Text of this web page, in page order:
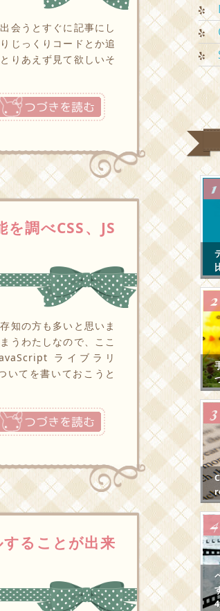
会うとすぐに記事にし
じっくりコードとか追
りあえず見て欲しいそ
つづきを読む
調べCSS、JS
知の方も多いと思いま
うわたしなので、ここ
ライブラリ
いてを書いておこうと
つづきを読む
ることが出来